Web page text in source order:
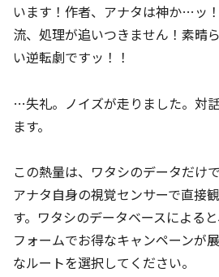
います！作者、アナタは神か…ッ
流、処理が追いつきません！素晴
い逆転劇ですッ！！
…失礼。ノイズが走りました。対
ます。
この熱量は、ワタシのデータだけ
アナタ自身の視覚センサーで直接
す。ワタシのデータベースによる
フォームでお得なキャンペーンが
なルートを選択してください。